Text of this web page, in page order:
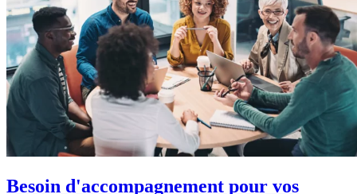
Besoin d'accompagnement pour vos